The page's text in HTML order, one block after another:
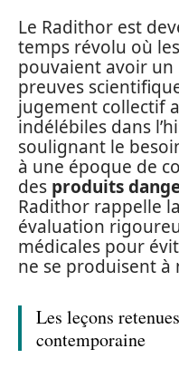
Le Radithor est
temps révolu où
pouvaient avoir
preuves
jugement collectif
indélébiles dans
soulignant le
à une époque de
des produits
Radithor rappelle
évaluation
médicales pour
ne se produisent à
Les leçons
contemporaine